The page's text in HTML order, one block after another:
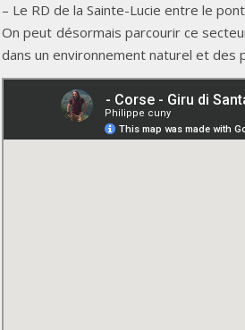
– Le RD de la Sainte-Lucie entre le
On peut désormais parcourir ce
dans un environnement naturel et des